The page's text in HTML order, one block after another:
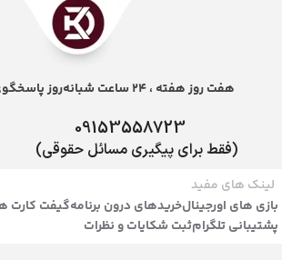
هفت روز هفته ، 24 ساعت شبانه‌روز پاسخگوی شما هستیم
09153558723
(فقط برای پیگیری مسائل حقوقی)
لینک های مفید
بازی های اورجینالخریدهای درون برنامهگیفت کارت
پشتیبانی تلگرامثبت شکایات و نظرات